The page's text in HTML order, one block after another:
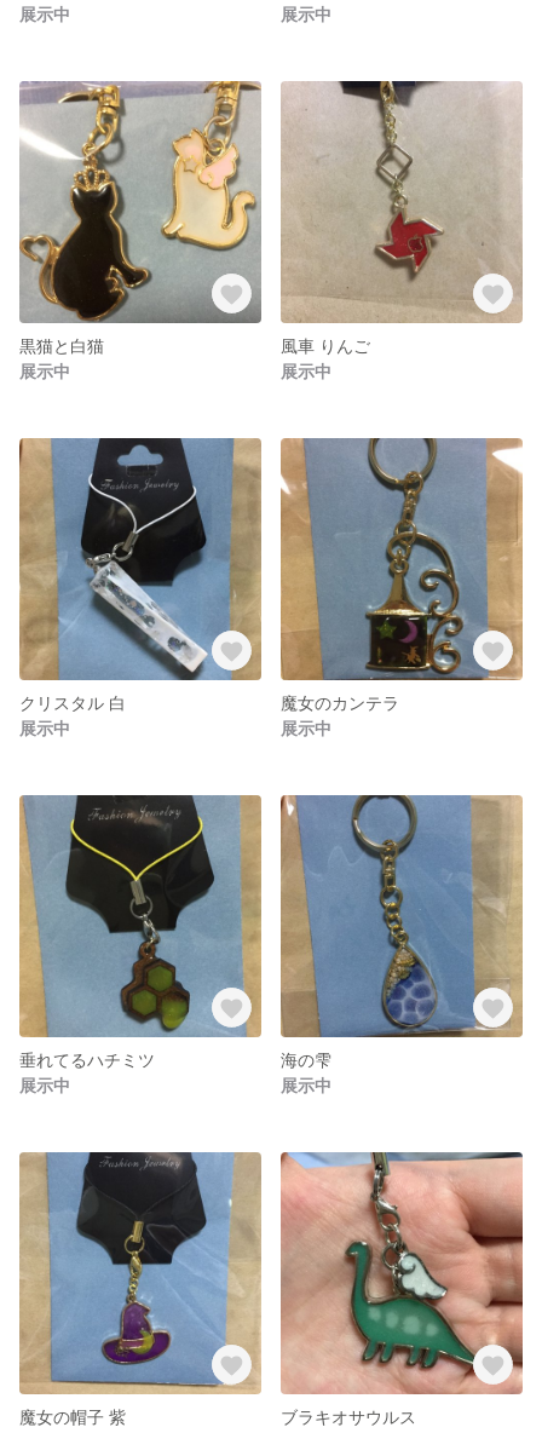
展示中
展示中
黒猫と白猫
展示中
風車 りんご
展示中
クリスタル 白
展示中
魔女のカンテラ
展示中
垂れてるハチミツ
展示中
海の雫
展示中
魔女の帽子 紫
ブラキオサウルス